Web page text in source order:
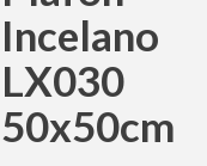
Incelano
LX030
50x50cm